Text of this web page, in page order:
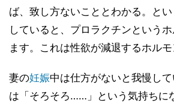
ば、致し方ないこととわかる。と
していると、プロラクチンという
ます。これは性欲が減退するホルモ
妻の妊娠中は仕方がないと我慢し
は「そろそろ……」という気持ちに